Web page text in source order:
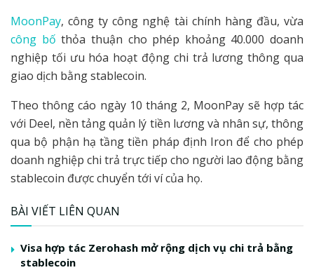
MoonPay, công ty công nghệ tài chính hàng đầu, vừa
công bố thỏa thuận cho phép khoảng 40.000 doanh
nghiệp tối ưu hóa hoạt động chi trả lương thông qua
giao dịch bằng stablecoin.
Theo thông cáo ngày 10 tháng 2, MoonPay sẽ hợp tác
với Deel, nền tảng quản lý tiền lương và nhân sự, thông
qua bộ phận hạ tầng tiền pháp định Iron để cho phép
doanh nghiệp chi trả trực tiếp cho người lao động bằng
stablecoin được chuyển tới ví của họ.
BÀI VIẾT LIÊN QUAN
Visa hợp tác Zerohash mở rộng dịch vụ chi trả bằng
stablecoin